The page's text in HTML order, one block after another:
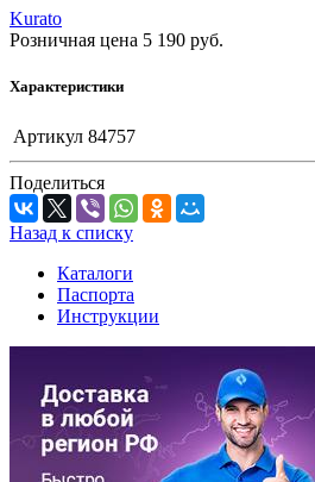
Kurato
Розничная цена 5 190 руб.
Характеристики
Артикул 84757
Поделиться
Назад к списку
Каталоги
Паспорта
Инструкции